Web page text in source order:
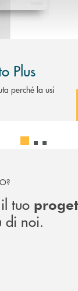
Plus
perché la usi
tuo
di noi.